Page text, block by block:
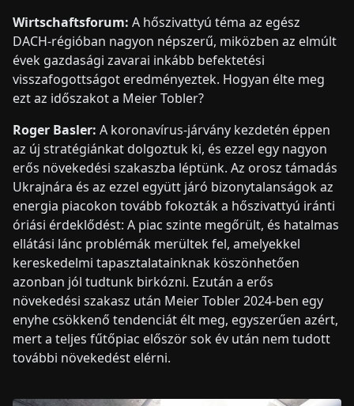
Wirtschaftsforum: A hőszivattyú téma az egész
DACH-régióban nagyon népszerű, miközben az elmúlt
évek gazdasági zavarai inkább befektetési
visszafogottságot eredményeztek. Hogyan élte meg
ezt az időszakot a Meier Tobler?
Roger Basler: A koronavírus-járvány kezdetén éppen
az új stratégiánkat dolgoztuk ki, és ezzel egy nagyon
erős növekedési szakaszba léptünk. Az orosz támadás
Ukrajnára és az ezzel együtt járó bizonytalanságok az
energia piacokon tovább fokozták a hőszivattyú iránti
óriási érdeklődést: A piac szinte megőrült, és hatalmas
ellátási lánc problémák merültek fel, amelyekkel
kereskedelmi tapasztalatainknak köszönhetően
azonban jól tudtunk birkózni. Ezután a erős
növekedési szakasz után Meier Tobler 2024-ben egy
enyhe csökkenő tendenciát élt meg, egyszerűen azért,
mert a teljes fűtőpiac először sok év után nem tudott
további növekedést elérni.